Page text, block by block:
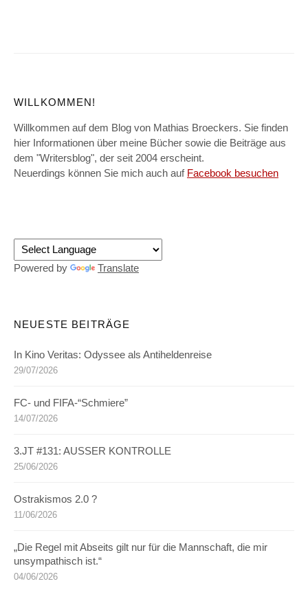
WILLKOMMEN!
Willkommen auf dem Blog von Mathias Broeckers. Sie finden
hier Informationen über meine Bücher sowie die Beiträge aus
dem "Writersblog", der seit 2004 erscheint.
Neuerdings können Sie mich auch auf Facebook besuchen
Powered by Translate
NEUESTE BEITRÄGE
In Kino Veritas: Odyssee als Antiheldenreise
29/07/2026
FC- und FIFA-“Schmiere”
14/07/2026
3.JT #131: AUSSER KONTROLLE
25/06/2026
Ostrakismos 2.0 ?
11/06/2026
„Die Regel mit Abseits gilt nur für die Mannschaft, die mir
unsympathisch ist.“
04/06/2026